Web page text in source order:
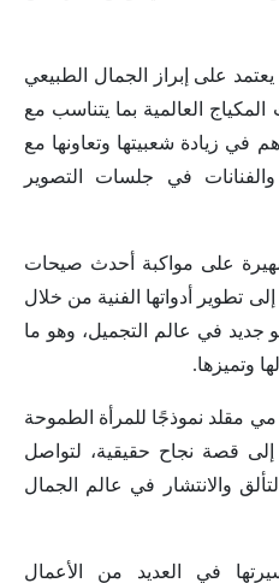
على إبراز الجمال الطبيعي
العالمية بما يتناسب مع
زيادة شعبيتها وتعاونها مع
في جلسات التصوير
على مواكبة أحدث صيحات
تطوير أدواتها الفنية من خلال
جديد في عالم التجميل، وهو ما
وتميزها.
مقلد نموذجًا للمرأة الطموحة
قصة نجاح حقيقية، لتواصل
والانتشار في عالم الجمال
في العديد من الأعمال